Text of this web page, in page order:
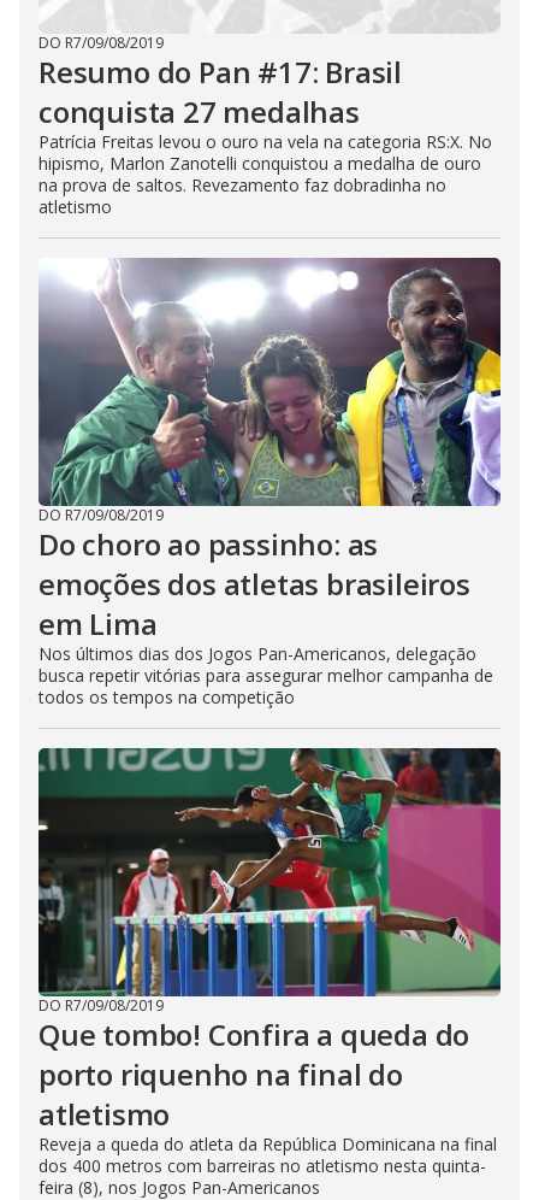
DO R7/09/08/2019
Resumo do Pan #17: Brasil
conquista 27 medalhas
Patrícia Freitas levou o ouro na vela na categoria RS:X. No
hipismo, Marlon Zanotelli conquistou a medalha de ouro
na prova de saltos. Revezamento faz dobradinha no
atletismo
DO R7/09/08/2019
Do choro ao passinho: as
emoções dos atletas brasileiros
em Lima
Nos últimos dias dos Jogos Pan-Americanos, delegação
busca repetir vitórias para assegurar melhor campanha de
todos os tempos na competição
DO R7/09/08/2019
Que tombo! Confira a queda do
porto riquenho na final do
atletismo
Reveja a queda do atleta da República Dominicana na final
dos 400 metros com barreiras no atletismo nesta quinta-
feira (8), nos Jogos Pan-Americanos